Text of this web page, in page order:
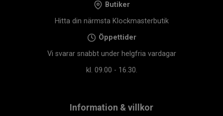
Butiker
Hitta din närmsta Klockmasterbutik
Öppettider
Vi svarar snabbt under helgfria vardagar
kl. 09.00 - 16.30.
Information & villkor